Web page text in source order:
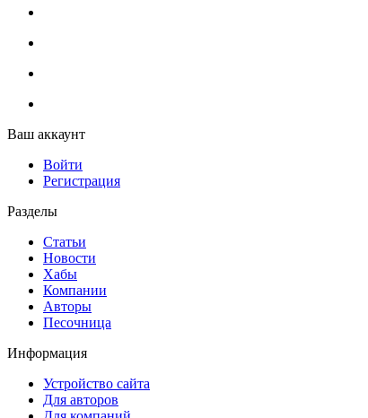
Ваш аккаунт
Войти
Регистрация
Разделы
Статьи
Новости
Хабы
Компании
Авторы
Песочница
Информация
Устройство сайта
Для авторов